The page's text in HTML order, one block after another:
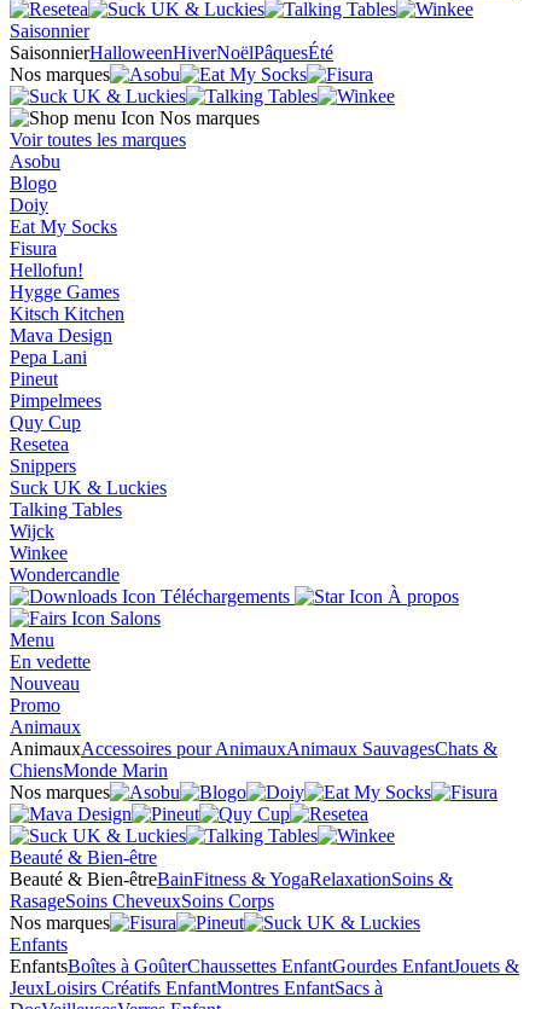
Saisonnier
SaisonnierHalloweenHiverNoëlPâquesÉté
Nos marques
Nos marques
Voir toutes les marques
Asobu
Blogo
Doiy
Eat My Socks
Fisura
Hellofun!
Hygge Games
Kitsch Kitchen
Mava Design
Pepa Lani
Pineut
Pimpelmees
Quy Cup
Resetea
Snippers
Suck UK & Luckies
Talking Tables
Wijck
Winkee
Wondercandle
Téléchargements
À propos
Salons
Menu
En vedette
Nouveau
Promo
Animaux
AnimauxAccessoires pour AnimauxAnimaux SauvagesChats &
ChiensMonde Marin
Nos marques
Beauté & Bien-être
Beauté & Bien-êtreBainFitness & YogaRelaxationSoins &
RasageSoins CheveuxSoins Corps
Nos marques
Enfants
EnfantsBoîtes à GoûterChaussettes EnfantGourdes EnfantJouets &
JeuxLoisirs Créatifs EnfantMontres EnfantSacs à